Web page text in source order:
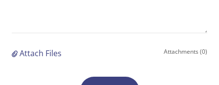
Attach Files Attachments (0)